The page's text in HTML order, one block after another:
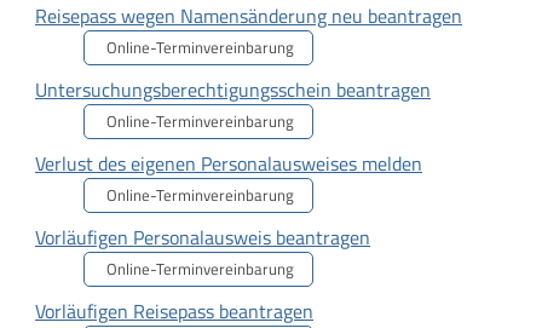
Reisepass wegen Namensänderung neu beantragen
Online-Terminvereinbarung
Untersuchungsberechtigungsschein beantragen
Online-Terminvereinbarung
Verlust des eigenen Personalausweises melden
Online-Terminvereinbarung
Vorläufigen Personalausweis beantragen
Online-Terminvereinbarung
Vorläufigen Reisepass beantragen